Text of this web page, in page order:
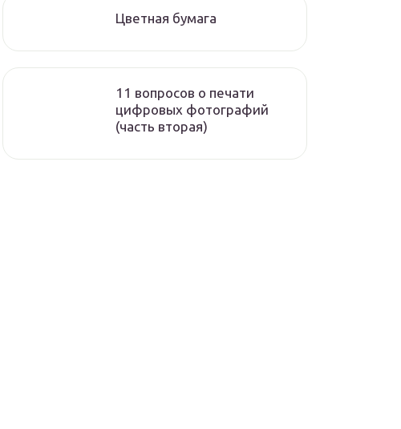
Цветная бумага
11 вопросов о печати
цифровых фотографий
(часть вторая)